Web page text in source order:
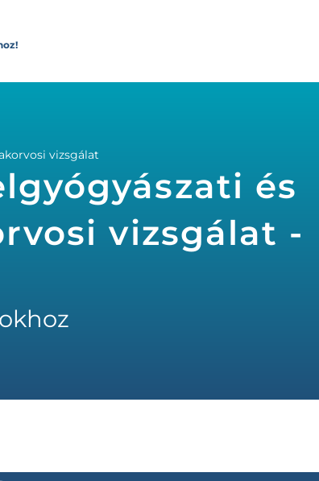
vizsgálat
és
vizsgálat -